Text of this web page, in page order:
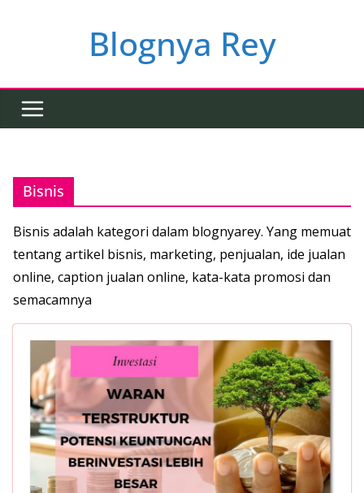
Blognya Rey
Bisnis
Bisnis adalah kategori dalam blognyarey. Yang memuat
tentang artikel bisnis, marketing, penjualan, ide jualan
online, caption jualan online, kata-kata promosi dan
semacamnya